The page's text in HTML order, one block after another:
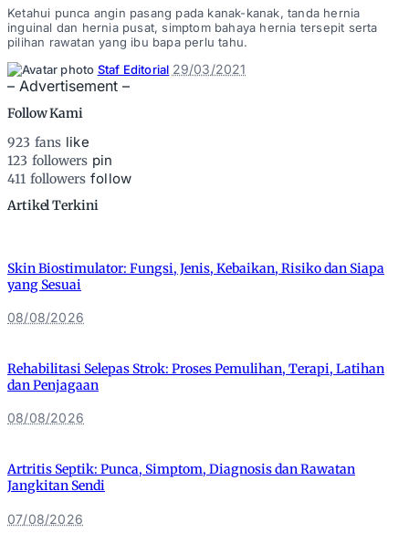
Ketahui punca angin pasang pada kanak-kanak, tanda hernia
inguinal dan hernia pusat, simptom bahaya hernia tersepit serta
pilihan rawatan yang ibu bapa perlu tahu.
Posted
by
Staf Editorial 29/03/2021
– Advertisement –
Follow Kami
923 fans like
123 followers pin
411 followers follow
Artikel Terkini
Skin Biostimulator: Fungsi, Jenis, Kebaikan, Risiko dan Siapa
yang Sesuai
08/08/2026
Rehabilitasi Selepas Strok: Proses Pemulihan, Terapi, Latihan
dan Penjagaan
08/08/2026
Artritis Septik: Punca, Simptom, Diagnosis dan Rawatan
Jangkitan Sendi
07/08/2026